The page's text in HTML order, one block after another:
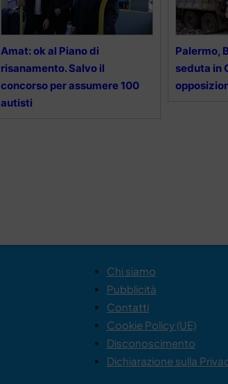
Amat: ok al Piano di
risanamento. Salvo il
concorso per assumere 100
autisti
Palermo,
seduta in
Chi siamo
Pubblicità
Contatti
Cookie Policy (UE)
Disconoscimento
Dichiarazione sulla